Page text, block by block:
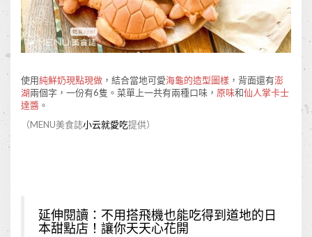
使用純鮮奶現點現做 ，結合當地可愛海龜的造型圖樣 ，背面還有澎
湖兩個字，一份有6隻。菜單上一共有兩種口味， 原味和仙人掌卡士
達醬 。
（MENU美食誌小云就愛吃提供）
延伸閱讀： 不用搭飛機也能吃得到道地的日
本甜點店！讓你天天心花開